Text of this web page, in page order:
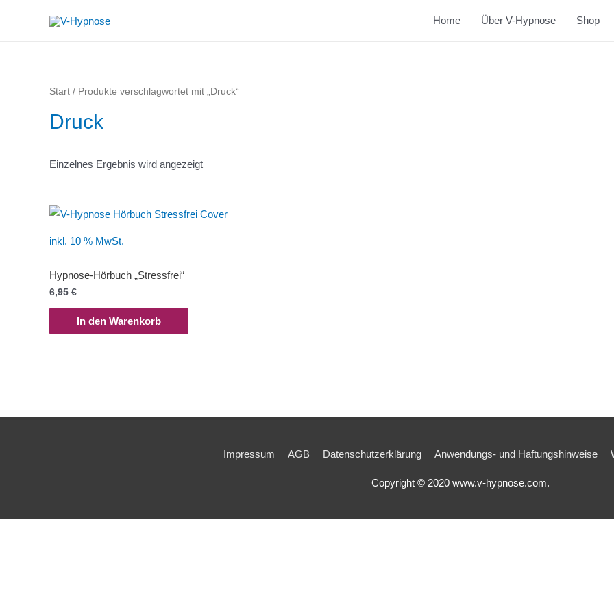
Home Über V-Hypnose Shop
Start / Produkte verschlagwortet mit „Druck“
Druck
Einzelnes Ergebnis wird angezeigt
inkl. 10 % MwSt.
Hypnose-Hörbuch „Stressfrei“
6,95 €
In den Warenkorb
Impressum AGB Datenschutzerklärung Anwendungs- und Haftungshinweise
Copyright © 2020 www.v-hypnose.com.